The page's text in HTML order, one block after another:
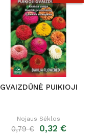
GVAIZDŪNĖ PUIKIOJI
Nojaus Sėklos
0,79 € 0,32 €